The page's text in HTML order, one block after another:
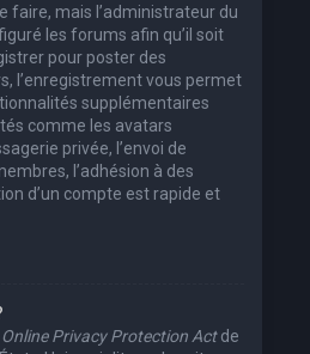
faire, mais l’administrateur du
les forums afin qu’il soit
pour poster des
l’enregistrement vous permet
supplémentaires
comme les avatars
privée, l’envoi de
l’adhésion à des
d’un compte est rapide et
Online Privacy Protection Actde